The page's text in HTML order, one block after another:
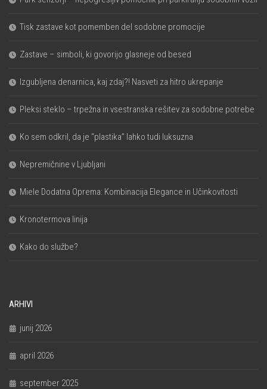
Tisk zastave kot pomemben del sodobne promocije
Zastave – simboli, ki govorijo glasneje od besed
Izgubljena denarnica, kaj zdaj?! Nasveti za hitro ukrepanje
Pleksi steklo – trpežna in vsestranska rešitev za sodobne potrebe
Ko sem odkril, da je “plastika” lahko tudi luksuzna
Nepremičnine v Ljubljani
Miele Dodatna Oprema: Kombinacija Elegance in Učinkovitosti
Kronotermova linija
Kako do službe?
ARHIVI
junij 2026
april 2026
september 2025